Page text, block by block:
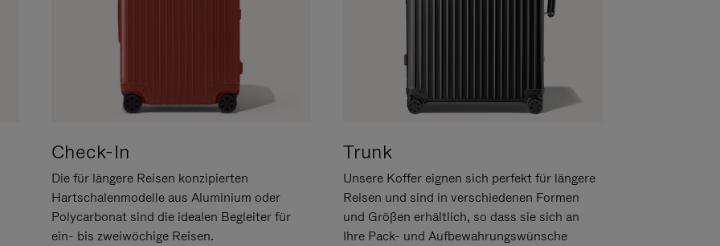
Check-In
Die für längere Reisen konzipierten
Hartschalenmodelle aus Aluminium oder
Polycarbonat sind die idealen Begleiter für
ein- bis zweiwöchige Reisen.
Trunk
Unsere Koffer eignen sich perfekt für längere
Reisen und sind in verschiedenen Formen
und Größen erhältlich, so dass sie sich an
Ihre Pack- und Aufbewahrungswünsche